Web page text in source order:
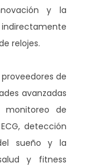
y la
relojes.
de
avanzadas
monitoreo de
detección
sueño y la
y fitness